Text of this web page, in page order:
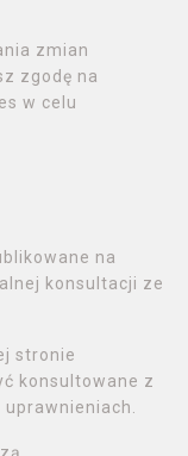
zmian
zgodę na
w celu
na
konsultacji ze
stronie
konsultowane z